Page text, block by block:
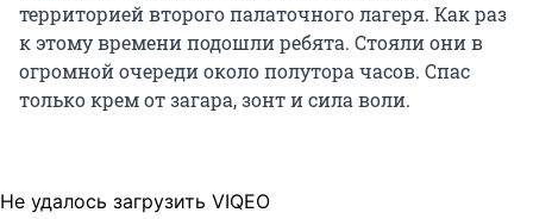
территорией второго палаточного лагеря. Как раз
к этому времени подошли ребята. Стояли они в
огромной очереди около полутора часов. Спас
только крем от загара, зонт и сила воли.
Не удалось загрузить VIQEO